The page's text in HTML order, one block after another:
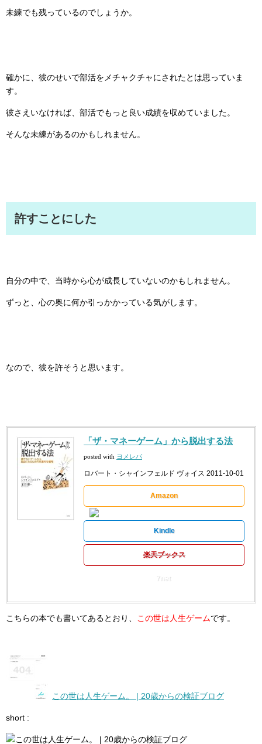
未練でも残っているのでしょうか。
確かに、彼のせいで部活をメチャクチャにされたとは思っていま
す。
彼さえいなければ、部活でもっと良い成績を収めていました。
そんな未練があるのかもしれません。
許すことにした
自分の中で、当時から心が成長していないのかもしれません。
ずっと、心の奥に何か引っかかっている気がします。
なので、彼を許そうと思います。
「ザ・マネーゲーム」から脱出する法
posted with ヨメレバ
ロバート・シャインフェルド ヴォイス 2011-10-01
Amazon
Kindle
楽天ブックス
7net
こちらの本でも書いてあるとおり、 この世は人生ゲームです。
この世は人生ゲーム。 | 20歳からの検証ブログ
short :